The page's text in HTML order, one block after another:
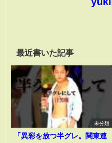
最近書いた記事
未分類
「異彩を放つ半グレ。関東連